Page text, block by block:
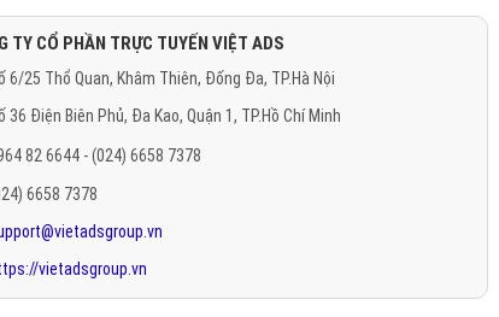
TY CỔ PHẦN TRỰC TUYẾN VIỆT ADS
6/25 Thổ Quan, Khâm Thiên, Đống Đa, TP.Hà Nội
36 Điện Biên Phủ, Đa Kao, Quận 1, TP.Hồ Chí Minh
82 6644 - (024) 6658 7378
6658 7378
vietadsgroup.vn